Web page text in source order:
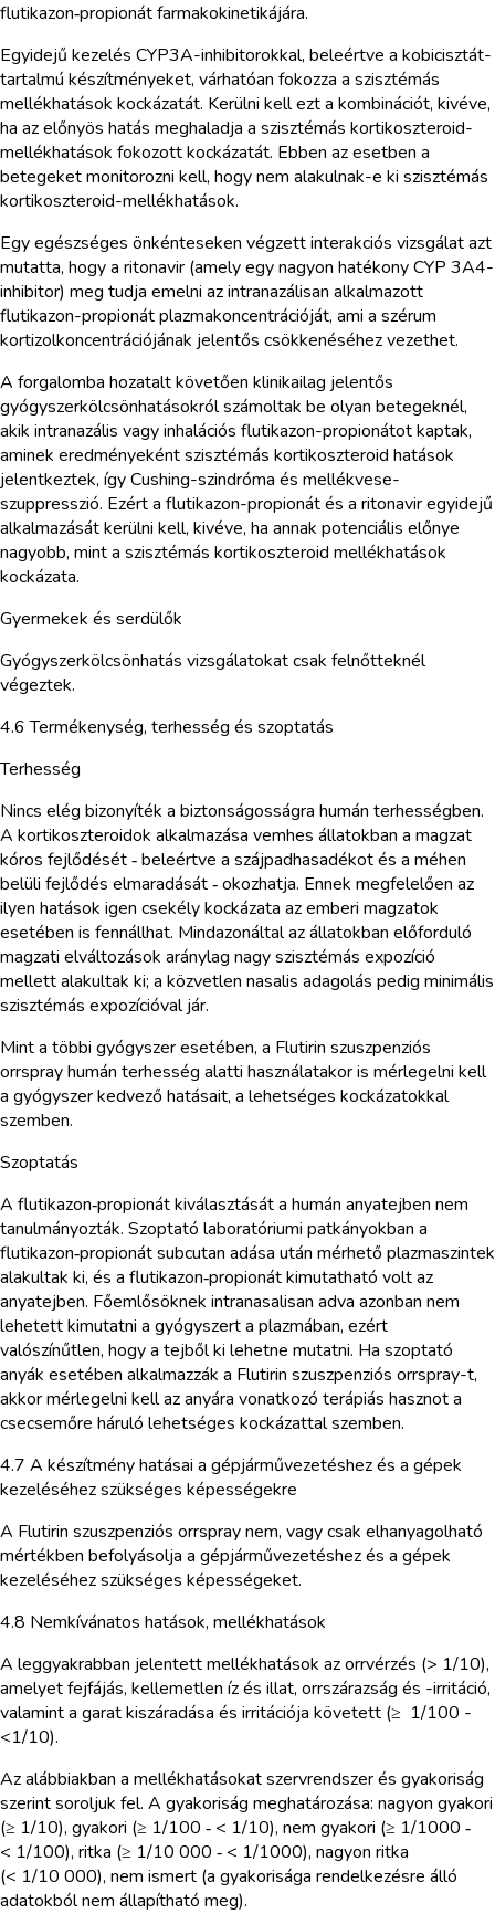
flutikazon‑propionát farmakokinetikájára.
Egyidejű kezelés CYP3A-inhibitorokkal, beleértve a kobicisztát-
tartalmú készítményeket, várhatóan fokozza a szisztémás
mellékhatások kockázatát. Kerülni kell ezt a kombinációt, kivéve,
ha az előnyös hatás meghaladja a szisztémás kortikoszteroid-
mellékhatások fokozott kockázatát. Ebben az esetben a
betegeket monitorozni kell, hogy nem alakulnak-e ki szisztémás
kortikoszteroid-mellékhatások.
Egy egészséges önkénteseken végzett interakciós vizsgálat azt
mutatta, hogy a ritonavir (amely egy nagyon hatékony CYP 3A4-
inhibitor) meg tudja emelni az intranazálisan alkalmazott
flutikazon-propionát plazmakoncentrációját, ami a szérum
kortizolkoncentrációjának jelentős csökkenéséhez vezethet.
A forgalomba hozatalt követően klinikailag jelentős
gyógyszerkölcsönhatásokról számoltak be olyan betegeknél,
akik intranazális vagy inhalációs flutikazon-propionátot kaptak,
aminek eredményeként szisztémás kortikoszteroid hatások
jelentkeztek, így Cushing-szindróma és mellékvese-
szuppresszió. Ezért a flutikazon-propionát és a ritonavir egyidejű
alkalmazását kerülni kell, kivéve, ha annak potenciális előnye
nagyobb, mint a szisztémás kortikoszteroid mellékhatások
kockázata.
Gyermekek és serdülők
Gyógyszerkölcsönhatás vizsgálatokat csak felnőtteknél
végeztek.
4.6 Termékenység, terhesség és szoptatás
Terhesség
Nincs elég bizonyíték a biztonságosságra humán terhességben.
A kortikoszteroidok alkalmazása vemhes állatokban a magzat
kóros fejlődését ‑ beleértve a szájpadhasadékot és a méhen
belüli fejlődés elmaradását ‑ okozhatja. Ennek megfelelően az
ilyen hatások igen csekély kockázata az emberi magzatok
esetében is fennállhat. Mindazonáltal az állatokban előforduló
magzati elváltozások aránylag nagy szisztémás expozíció
mellett alakultak ki; a közvetlen nasalis adagolás pedig minimális
szisztémás expozícióval jár.
Mint a többi gyógyszer esetében, a Flutirin szuszpenziós
orrspray humán terhesség alatti használatakor is mérlegelni kell
a gyógyszer kedvező hatásait, a lehetséges kockázatokkal
szemben.
Szoptatás
A flutikazon‑propionát kiválasztását a humán anyatejben nem
tanulmányozták. Szoptató laboratóriumi patkányokban a
flutikazon‑propionát subcutan adása után mérhető plazmaszintek
alakultak ki, és a flutikazon‑propionát kimutatható volt az
anyatejben. Főemlősöknek intranasalisan adva azonban nem
lehetett kimutatni a gyógyszert a plazmában, ezért
valószínűtlen, hogy a tejből ki lehetne mutatni. Ha szoptató
anyák esetében alkalmazzák a Flutirin szuszpenziós orrspray-t,
akkor mérlegelni kell az anyára vonatkozó terápiás hasznot a
csecsemőre háruló lehetséges kockázattal szemben.
4.7 A készítmény hatásai a gépjárművezetéshez és a gépek
kezeléséhez szükséges képességekre
A Flutirin szuszpenziós orrspray nem, vagy csak elhanyagolható
mértékben befolyásolja a gépjárművezetéshez és a gépek
kezeléséhez szükséges képességeket.
4.8 Nemkívánatos hatások, mellékhatások
A leggyakrabban jelentett mellékhatások az orrvérzés (> 1/10),
amelyet fejfájás, kellemetlen íz és illat, orrszárazság és -irritáció,
valamint a garat kiszáradása és irritációja követett (≥ 1/100 -
<1/10).
Az alábbiakban a mellékhatásokat szervrendszer és gyakoriság
szerint soroljuk fel. A gyakoriság meghatározása: nagyon gyakori
(≥ 1/10), gyakori (≥ 1/100 ‑ < 1/10), nem gyakori (≥ 1/1000 ‑
< 1/100), ritka (≥ 1/10 000 ‑ < 1/1000), nagyon ritka
(< 1/10 000), nem ismert (a gyakorisága rendelkezésre álló
adatokból nem állapítható meg).